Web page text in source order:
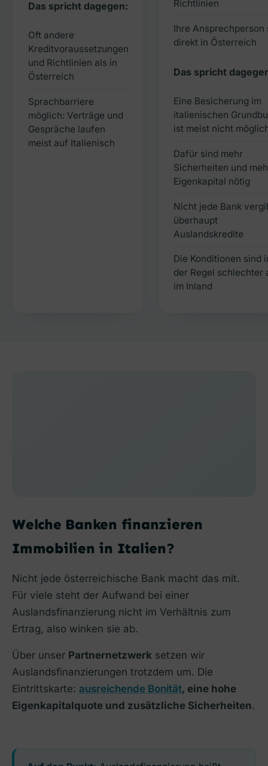
Das spricht dagegen:
Oft andere
Kreditvoraussetzungen
und Richtlinien als in
Österreich
Sprachbarriere
möglich: Verträge und
Gespräche laufen
meist auf Italienisch
Richtlinien
Ihre Ansprechperson
direkt in Österreich
Das spricht
Eine Besicherung im
italienischen
ist meist nicht
Dafür sind mehr
Sicherheiten und
Eigenkapital nötig
Nicht jede Bank
überhaupt
Auslandskredite
Die Konditionen sind
der Regel schlechter
im Inland
Welche Banken finanzieren
Immobilien in Italien?
Nicht jede österreichische Bank macht das mit.
Für viele steht der Aufwand bei einer
Auslandsfinanzierung nicht im Verhältnis zum
Ertrag, also winken sie ab.
Über unser Partnernetzwerk setzen wir
Auslandsfinanzierungen trotzdem um. Die
Eintrittskarte: ausreichende Bonität, eine hohe
Eigenkapitalquote und zusätzliche Sicherheiten.